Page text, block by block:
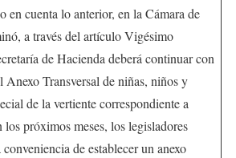
en cuenta lo anterior, en la Cámara de
a través del artículo Vigésimo
de Hacienda deberá continuar con
Transversal de niñas, niños y
de la vertiente correspondiente a
próximos meses, los legisladores
de establecer un anexo